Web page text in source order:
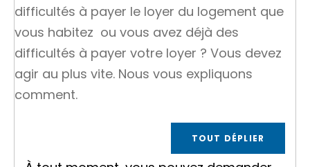
difficultés à payer le loyer du logement que
vous habitez ou vous avez déjà des
difficultés à payer votre loyer ? Vous devez
agir au plus vite. Nous vous expliquons
comment.
TOUT DÉPLIER